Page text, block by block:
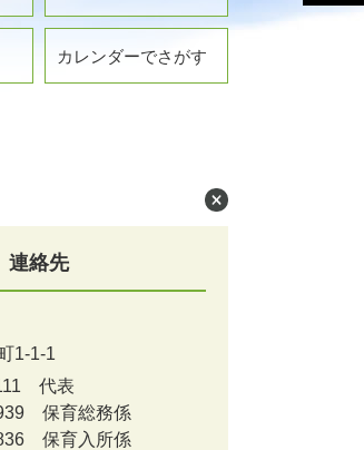
カレンダーでさがす
連絡先
1-1-1
代表
保育総務係
保育入所係